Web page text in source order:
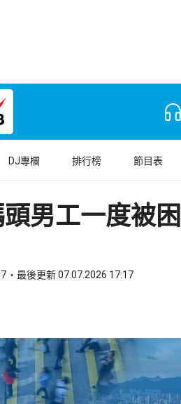
DJ專欄 排行榜 節目表
男工一度被
最後更新 07.07.2026 17:17